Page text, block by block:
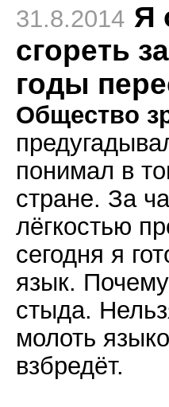
31.8.2014 Я
сгореть
годы
Общество
понимал в
стране. За
лёгкостью
сегодня я
язык.
стыда.
молоть
взбредёт.